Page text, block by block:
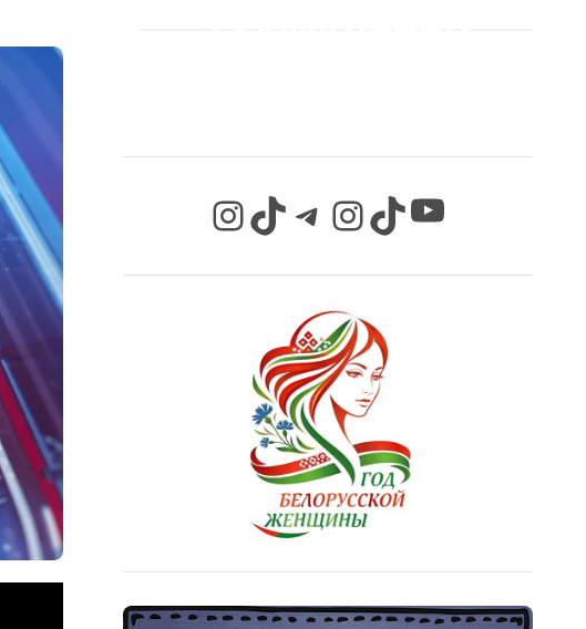
InstagramTikTok Telegram InstagramTikTok YouTube